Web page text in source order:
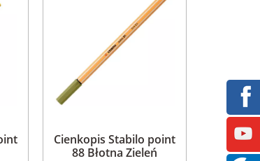
Cienkopis Stabilo point
88 Błotna Zieleń